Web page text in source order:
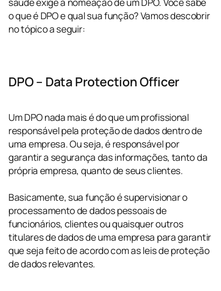
saúde exige a nomeação de um DPO. Você sabe
o que é DPO e qual sua função? Vamos descobrir
no tópico a seguir:
DPO – Data Protection Officer
Um DPO nada mais é do que um profissional
responsável pela proteção de dados dentro de
uma empresa. Ou seja, é responsável por
garantir a segurança das informações, tanto da
própria empresa, quanto de seus clientes.
Basicamente, sua função é supervisionar o
processamento de dados pessoais de
funcionários, clientes ou quaisquer outros
titulares de dados de uma empresa para garantir
que seja feito de acordo com as leis de proteção
de dados relevantes.